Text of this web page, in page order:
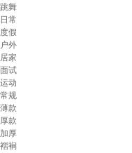
跳舞
日常
度假
户外
居家
面试
运动
常规
薄款
厚款
加厚
褶裥